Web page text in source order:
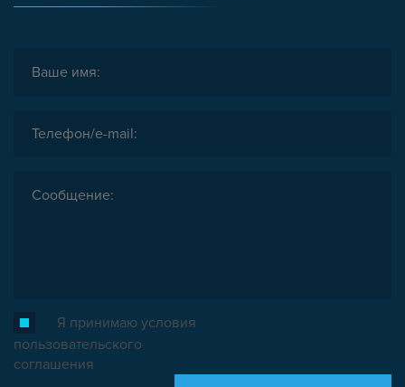
Я принимаю условия
пользовательского
соглашения